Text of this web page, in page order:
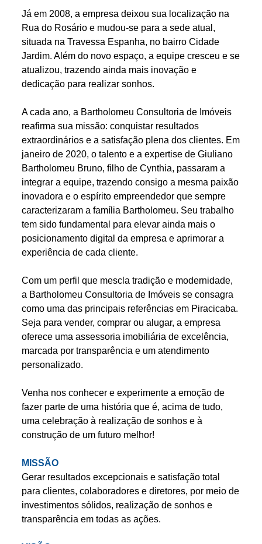
Já em 2008, a empresa deixou sua localização na
Rua do Rosário e mudou-se para a sede atual,
situada na Travessa Espanha, no bairro Cidade
Jardim. Além do novo espaço, a equipe cresceu e se
atualizou, trazendo ainda mais inovação e
dedicação para realizar sonhos.
A cada ano, a Bartholomeu Consultoria de Imóveis
reafirma sua missão: conquistar resultados
extraordinários e a satisfação plena dos clientes. Em
janeiro de 2020, o talento e a expertise de Giuliano
Bartholomeu Bruno, filho de Cynthia, passaram a
integrar a equipe, trazendo consigo a mesma paixão
inovadora e o espírito empreendedor que sempre
caracterizaram a família Bartholomeu. Seu trabalho
tem sido fundamental para elevar ainda mais o
posicionamento digital da empresa e aprimorar a
experiência de cada cliente.
Com um perfil que mescla tradição e modernidade,
a Bartholomeu Consultoria de Imóveis se consagra
como uma das principais referências em Piracicaba.
Seja para vender, comprar ou alugar, a empresa
oferece uma assessoria imobiliária de excelência,
marcada por transparência e um atendimento
personalizado.
Venha nos conhecer e experimente a emoção de
fazer parte de uma história que é, acima de tudo,
uma celebração à realização de sonhos e à
construção de um futuro melhor!
MISSÃO
Gerar resultados excepcionais e satisfação total
para clientes, colaboradores e diretores, por meio de
investimentos sólidos, realização de sonhos e
transparência em todas as ações.